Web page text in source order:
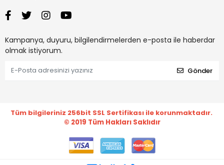
Kampanya, duyuru, bilgilendirmelerden e-posta ile haberdar
olmak istiyorum.
Gönder
Tüm bilgileriniz 256bit SSL Sertifikası ile korunmaktadır.
© 2019 Tüm Hakları Saklıdır